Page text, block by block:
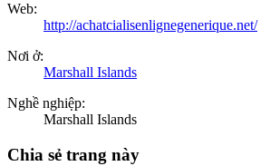
Web:
http://achatcialisenlignegenerique.net/
Nơi ở:
Marshall Islands
Nghề nghiệp:
Marshall Islands
Chia sẻ trang này